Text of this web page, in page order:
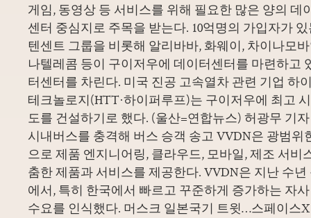
게임, 동영상 등 서비스를 위해 필요한 많은 양의 데
센터 중심지로 주목을 받는다. 10억명의 가입자가
텐센트 그룹을 비롯해 알리바바, 화웨이, 차이나모
나텔레콤 등이 구이저우에 데이터센터를 마련하고
터센터를 차린다. 미국 진공 고속열차 관련 기업 하
테크놀로지(HTT·하이퍼루프)는 구이저우에 최고
도를 건설하기로 했다. (울산=연합뉴스) 허광무 기
시내버스를 충격해 버스 승객 송고 VVDN은 광범위
으로 제품 엔지니어링, 클라우드, 모바일, 제조 서비
춤한 제품과 서비스를 제공한다. VVDN은 지난 수
에서, 특히 한국에서 빠르고 꾸준하게 증가하는 자
수요를 인식했다. 머스크 일본국기 트윗…스페이스